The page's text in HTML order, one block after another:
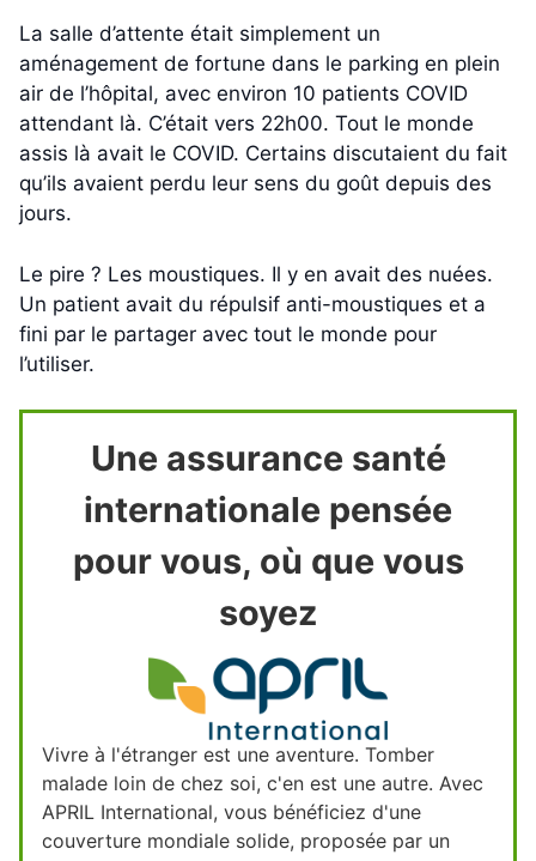
La salle d’attente était simplement un
aménagement de fortune dans le parking en plein
air de l’hôpital, avec environ 10 patients COVID
attendant là. C’était vers 22h00. Tout le monde
assis là avait le COVID. Certains discutaient du fait
qu’ils avaient perdu leur sens du goût depuis des
jours.
Le pire ? Les moustiques. Il y en avait des nuées.
Un patient avait du répulsif anti-moustiques et a
fini par le partager avec tout le monde pour
l’utiliser.
Une assurance santé
internationale pensée
pour vous, où que vous
soyez
Vivre à l'étranger est une aventure. Tomber
malade loin de chez soi, c'en est une autre. Avec
APRIL International, vous bénéficiez d'une
couverture mondiale solide, proposée par un